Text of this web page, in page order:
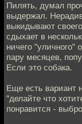
Пилять, думал
выдержал.
выкидывают
сдыхает в
ничего "уличного"
пару месяцев,
Если это собака.
Еще есть вариант
"делайте что
понравится -